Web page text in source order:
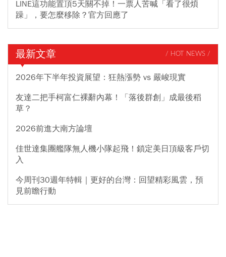
LINE這功能置頂5天關不掉！一票人苦喊「看了很煩
躁」，要怎麼移除？官方回應了
最新文章 / HOT NEWS /
2026年下半年投資展望：狂熱漲勢 vs 嚴峻現實
友達二把手柯富仁裸辭內幕！「落後群創」成最後稻
草？
2026前進大南方論壇
佳世達集團艦隊無人機小隊起飛！鎖定美日頂級客戶切
入
今周刊30週年特輯｜更好的台灣：回望精彩風雲，預
見前瞻行動